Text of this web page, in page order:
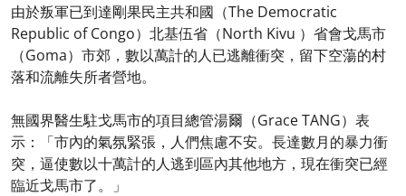
由於叛軍已到達剛果民主共和國（The Democratic
Republic of Congo）北基伍省（North Kivu ）省會戈馬市
（Goma）市郊，數以萬計的人已逃離衝突，留下空蕩的村
落和流離失所者營地。
無國界醫生駐戈馬市的項目總管湯爾（Grace TANG）表
示：「市內的氣氛緊張，人們焦慮不安。長達數月的暴力衝
突，逼使數以十萬計的人逃到區內其他地方，現在衝突已經
臨近戈馬市了。」